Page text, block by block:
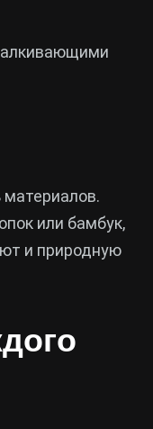
или бамбук,
и природную